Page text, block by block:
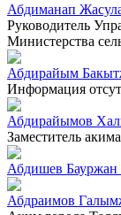
Абдиманап
Руководитель
Министерства
Абдирайым
Информация
Абдирайымов
Заместитель
Абдишев Бауржан
Абдраимов